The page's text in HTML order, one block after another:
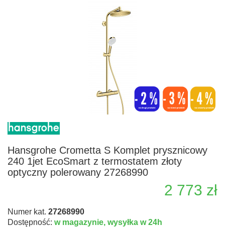
Hansgrohe Crometta S Komplet prysznicowy
240 1jet EcoSmart z termostatem złoty
optyczny polerowany 27268990
2 773 zł
Numer kat. 27268990
Dostępność: w magazynie, wysyłka w 24h